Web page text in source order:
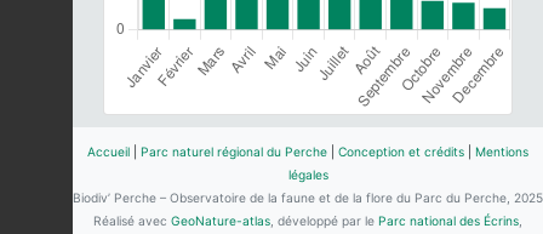
Accueil Parc naturel régional du Perche Conception et crédits
Mentions
légales
Biodiv’ Perche – Observatoire de la faune et de la flore du Parc du Perche, 2025
Réalisé avec GeoNature-atlas , développé par le Parc national des Écrins